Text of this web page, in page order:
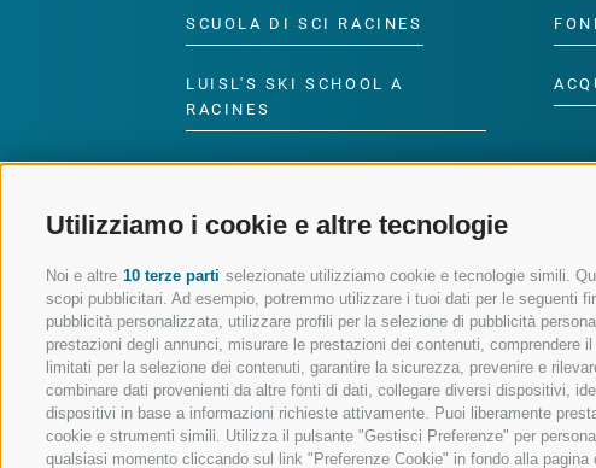
Utilizziamo i cookie e altre tecnologie
Noi e altre 10 terze parti selezionate utilizziamo cookie e tecnologie simili.
scopi pubblicitari. Ad esempio, potremmo utilizzare i tuoi dati per le seguenti
pubblicità personalizzata, utilizzare profili per la selezione di pubblicità
prestazioni degli annunci, misurare le prestazioni dei contenuti,
limitati per la selezione dei contenuti, garantire la sicurezza, prevenire e
combinare dati provenienti da altre fonti di dati, collegare diversi dispositivi,
dispositivi in base a informazioni richieste attivamente. Puoi liberamente
cookie e strumenti simili. Utilizza il pulsante "Gestisci Preferenze" per
qualsiasi momento cliccando sul link "Preferenze Cookie" in fondo alla
SCUOLA DI SCI RACINES
LUISL'S SKI SCHOOL A
RACINES
SEGUICI SUI SOCIAL